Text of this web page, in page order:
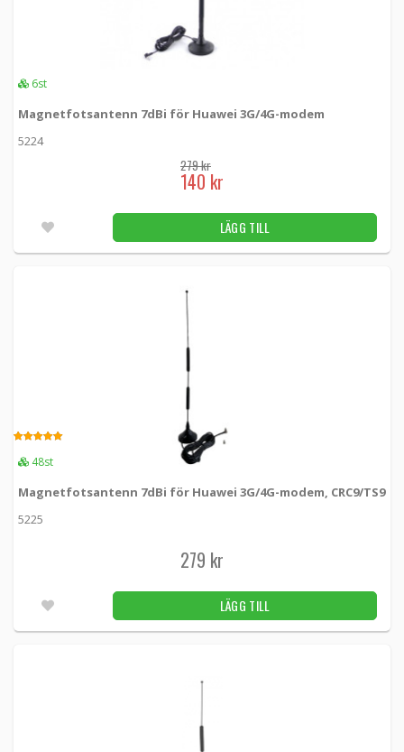
6st
Magnetfotsantenn 7dBi för Huawei 3G/4G-modem
5224
279 kr
140 kr
LÄGG TILL
48st
Magnetfotsantenn 7dBi för Huawei 3G/4G-modem, CRC9/TS9
5225
279 kr
LÄGG TILL